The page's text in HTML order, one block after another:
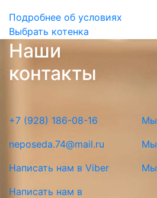
Подробнее об условиях
Выбрать котенка
Наши
контакты
+7 (928) 186-08-16
neposeda.74@mail.ru
Написать нам в Viber
Написать нам в
Мы
Мы
Мы